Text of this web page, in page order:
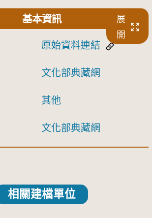
基本資訊
展
開
原始資料連結
文化部典藏網
其他
文化部典藏網
相關建檔單位